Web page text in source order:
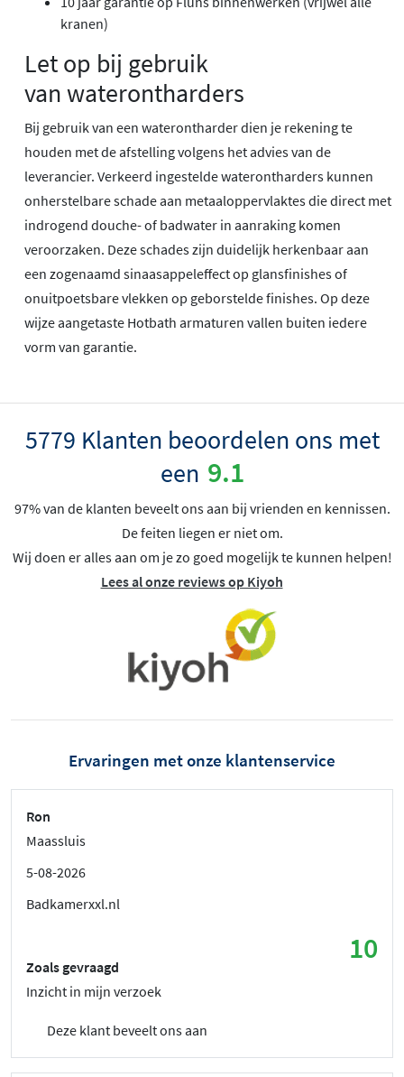
kranen)
Let op bij gebruik
van waterontharders
Bij gebruik van een waterontharder dien je rekening te
houden met de afstelling volgens het advies van de
leverancier. Verkeerd ingestelde waterontharders kunnen
onherstelbare schade aan metaaloppervlaktes die direct met
indrogend douche- of badwater in aanraking komen
veroorzaken. Deze schades zijn duidelijk herkenbaar aan
een zogenaamd sinaasappeleffect op glansfinishes of
onuitpoetsbare vlekken op geborstelde finishes. Op deze
wijze aangetaste Hotbath armaturen vallen buiten iedere
vorm van garantie.
5779 Klanten beoordelen ons met
een 9.1
97% van de klanten beveelt ons aan bij vrienden en kennissen.
De feiten liegen er niet om.
Wij doen er alles aan om je zo goed mogelijk te kunnen helpen!
Lees al onze reviews op Kiyoh
Ervaringen met onze klantenservice
Ron
Maassluis
5-08-2026
Badkamerxxl.nl
10
Zoals gevraagd
Inzicht in mijn verzoek
Deze klant beveelt ons aan